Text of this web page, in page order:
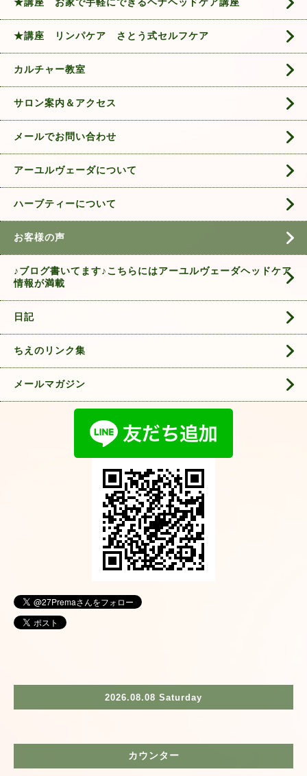
★講座 リンパケア さとう式セルフケア
カルチャー教室
サロン案内＆アクセス
メールでお問い合わせ
アーユルヴェーダについて
ハーブティーについて
お客様の声
♪ブログ書いてます♪こちらにはアーユルヴェーダヘッドケア
情報が満載
日記
ちえのリンク集
メールマガジン
2026.08.08 Saturday
カウンター